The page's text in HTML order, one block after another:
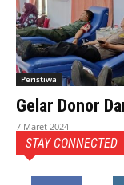
Peristiwa
Gelar Donor
7 Maret 2024
STAY CONNECTED